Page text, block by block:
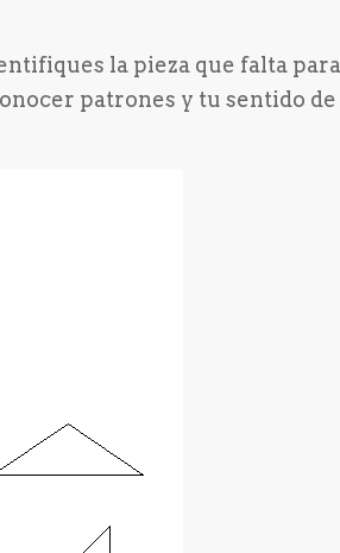
la pieza que falta
patrones y tu sentido de